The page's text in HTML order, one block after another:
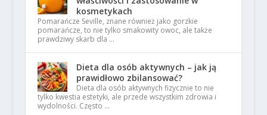
kosmetykach
Pomarańcze Seville, znane również jako gorzkie
pomarańcze, to nie tylko smakowity owoc, ale także
prawdziwy skarb dla …
Dieta dla osób aktywnych – jak ją
prawidłowo zbilansować?
Dieta dla osób aktywnych fizycznie to nie
tylko kwestia estetyki, ale przede wszystkim zdrowia i
wydolności. Często …